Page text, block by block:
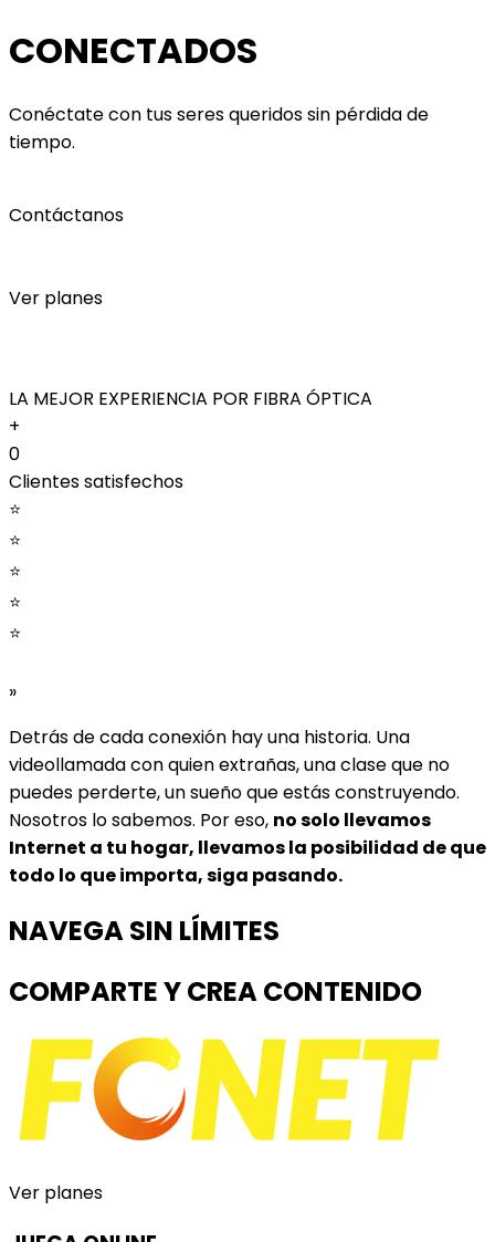
CONECTADOS
Conéctate con tus seres queridos sin pérdida de
tiempo.
Contáctanos
Ver planes
LA MEJOR EXPERIENCIA POR FIBRA ÓPTICA
+
0
Clientes satisfechos
⭐
⭐
⭐
⭐
⭐
»
Detrás de cada conexión hay una historia. Una
videollamada con quien extrañas, una clase que no
puedes perderte, un sueño que estás construyendo.
Nosotros lo sabemos. Por eso, no solo llevamos
Internet a tu hogar, llevamos la posibilidad de que
todo lo que importa, siga pasando.
NAVEGA SIN LÍMITES
COMPARTE Y CREA CONTENIDO
Ver planes